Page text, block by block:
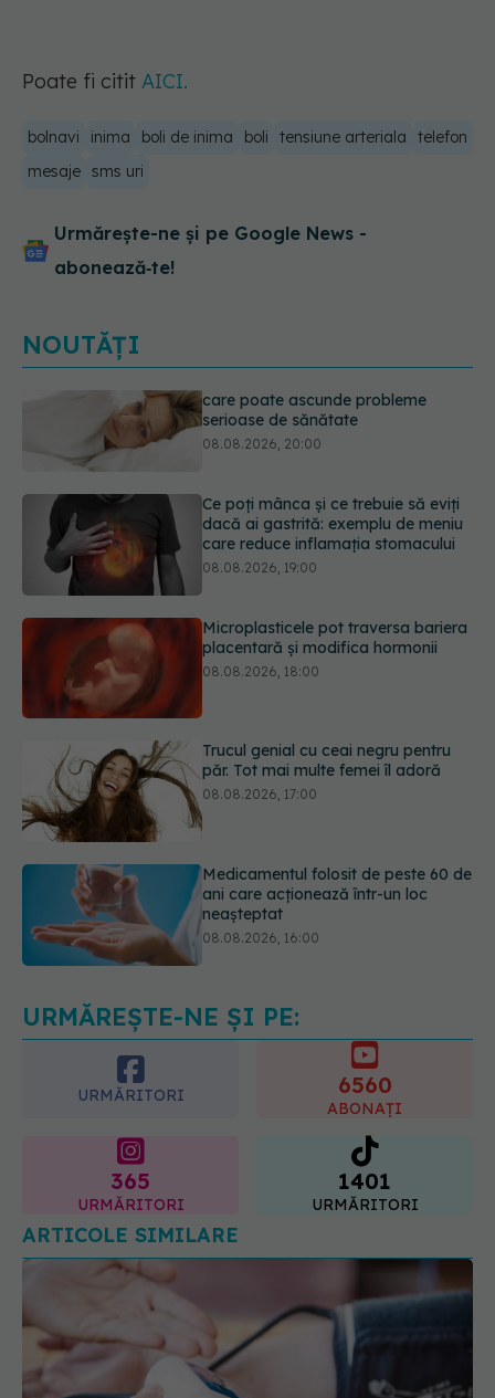
Poate fi citit AICI.
bolnavi inima boli de inima boli tensiune arteriala
telefon
mesaje sms uri
Urmărește-ne și pe Google News -
abonează‑te!
NOUTĂȚI
Ce poți mânca și ce trebuie să eviți
dacă ai gastrită: exemplu de meniu
Microplasticele pot traversa bariera
placentară și modifica hormonii
Trucul genial cu ceai negru pentru
Medicamentul folosit de peste 60 de
Transpirații nocturne: semnul ignorat
care poate ascunde probleme
URMĂREȘTE-NE ȘI PE:
URMĂRITORI 6560
ABONAȚI
365
URMĂRITORI
1401
URMĂRITORI
ARTICOLE SIMILARE